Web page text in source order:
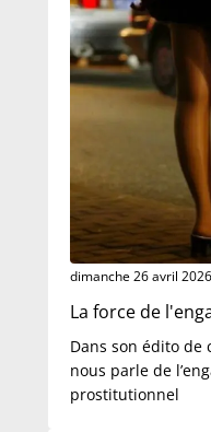
dimanche 26 avril
La force de
Dans son édito de
nous parle de
prostitutionnel